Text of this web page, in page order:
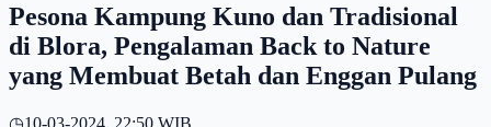
Pesona Kampung Kuno dan Tradisional
di Blora, Pengalaman Back to Nature
yang Membuat Betah dan Enggan Pulang
◷10-03-2024, 22:50 WIB